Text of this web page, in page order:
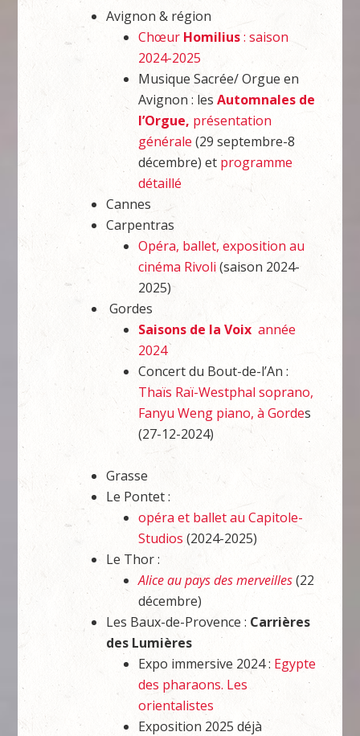
Avignon & région
Chœur Homilius: saison
2024-2025
Musique Sacrée/ Orgue en
Avignon : lesAutomnales de
l’Orgue, présentation
générale (29 septembre-8
décembre) et programme
détaillé
Cannes
Carpentras
Opéra, ballet, exposition au
cinéma Rivoli (saison 2024-
2025)
Gordes
Saisons de la Voix année
2024
Concert du Bout-de-l’An :
Thaïs Raï-Westphal soprano,
Fanyu Weng piano, à Gordes
(27-12-2024)
Grasse
Le Pontet :
opéra et ballet au Capitole-
Studios (2024-2025)
Le Thor :
Alice au pays des merveilles(22
décembre)
Les Baux-de-Provence : Carrières
des Lumières
Expo immersive 2024 : Egypte
des pharaons. Les
orientalistes
Exposition 2025 déjà